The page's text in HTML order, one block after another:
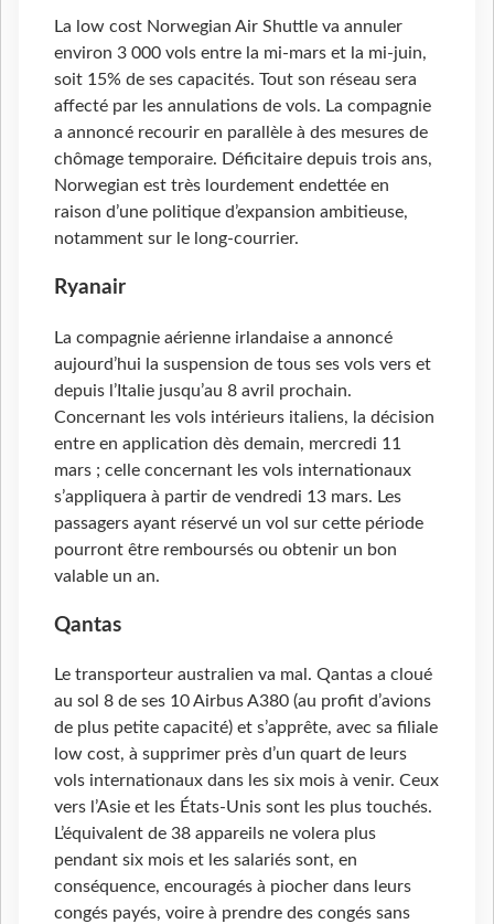
La low cost Norwegian Air Shuttle va annuler
environ 3 000 vols entre la mi-mars et la mi-juin,
soit 15% de ses capacités. Tout son réseau sera
affecté par les annulations de vols. La compagnie
a annoncé recourir en parallèle à des mesures de
chômage temporaire. Déficitaire depuis trois ans,
Norwegian est très lourdement endettée en
raison d’une politique d’expansion ambitieuse,
notamment sur le long-courrier.
Ryanair
La compagnie aérienne irlandaise a annoncé
aujourd’hui la suspension de tous ses vols vers et
depuis l’Italie jusqu’au 8 avril prochain.
Concernant les vols intérieurs italiens, la décision
entre en application dès demain, mercredi 11
mars ; celle concernant les vols internationaux
s’appliquera à partir de vendredi 13 mars. Les
passagers ayant réservé un vol sur cette période
pourront être remboursés ou obtenir un bon
valable un an.
Qantas
Le transporteur australien va mal. Qantas a cloué
au sol 8 de ses 10 Airbus A380 (au profit d’avions
de plus petite capacité) et s’apprête, avec sa filiale
low cost, à supprimer près d’un quart de leurs
vols internationaux dans les six mois à venir. Ceux
vers l’Asie et les États-Unis sont les plus touchés.
L’équivalent de 38 appareils ne volera plus
pendant six mois et les salariés sont, en
conséquence, encouragés à piocher dans leurs
congés payés, voire à prendre des congés sans